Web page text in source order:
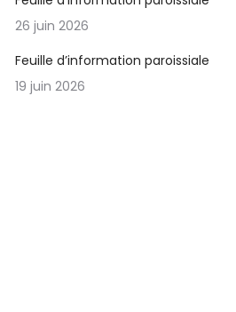
26 juin 2026
Feuille d’information paroissiale
19 juin 2026